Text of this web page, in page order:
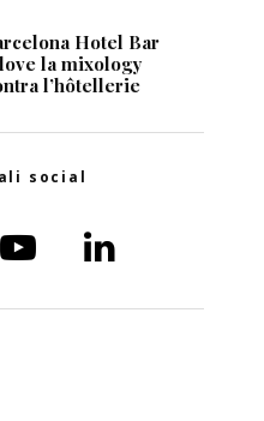
Hotel Bar
la mixology
l’hôtellerie
social